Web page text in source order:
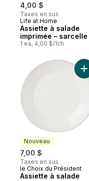
4,00 $
Taxes en sus
Nouveau
Life at Home
Assiette à salade
imprimée – sarcelle
1 ea, 4,00 $/1ch
Nouveau
7,00 $
Taxes en sus
Nouveau
le Choix du Président
Assiette à salade